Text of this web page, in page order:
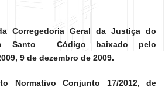
Corregedoria Geral da Justiça do
Santo Código baixado pelo
9 de dezembro de 2009.
Normativo Conjunto 17/2012, de